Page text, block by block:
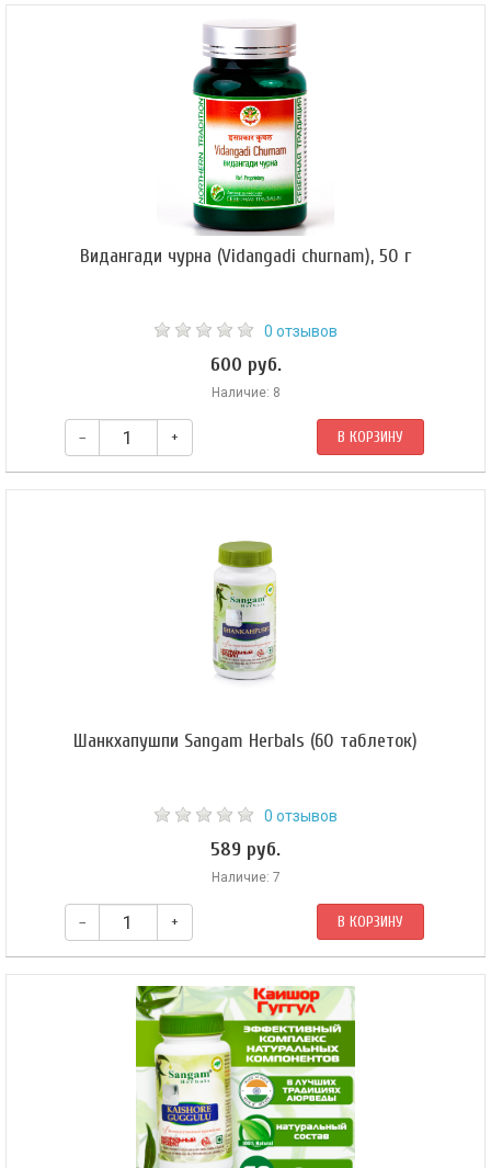
Уменьшает Капха- и Вата- Доши. Увеличивает Питта-Дошу. Очищает и
воздействует на следующие Нади: пищеварительная, респираторная,
лимфатическая система и система кровообращения.
Видангади чурна (Vidangadi churnam), 50 г
0 отзывов
600 руб.
Наличие: 8
– + В КОРЗИНУ
Уменьшает Капха- и Вата- Доши. Очищает и воздействует на следующие
Шанкхапушпи Sangam Herbals (60 таблеток)
0 отзывов
589 руб.
Наличие: 7
– + В КОРЗИНУ
Стимулирует мозговую деятельность, способствует улучшению памяти,
повышению концентрации внимания, повышает стрессоустойчивость.
Восстанавливает, сохраняет и улучшает функции головного мозга.
Благотворно воздействует на обучаемость, аналитические способности,
память.